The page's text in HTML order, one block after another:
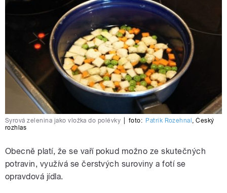
Syrová zelenina jako vložka do polévky foto: Patrik Rozehnal ,Český
rozhlas
Obecně platí, že se vaří pokud možno ze skutečných
potravin, využívá se čerstvých suroviny a fotí se
opravdová jídla.